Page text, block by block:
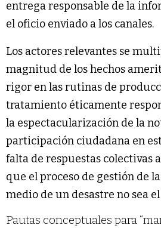
entrega responsable de la
el oficio enviado a los canales.
Los actores relevantes se
magnitud de los hechos
rigor en las rutinas de
tratamiento éticamente
la espectacularización de la
participación ciudadana en
falta de respuestas colectivas
que el proceso de gestión de
medio de un desastre no sea
Pautas conceptuales para